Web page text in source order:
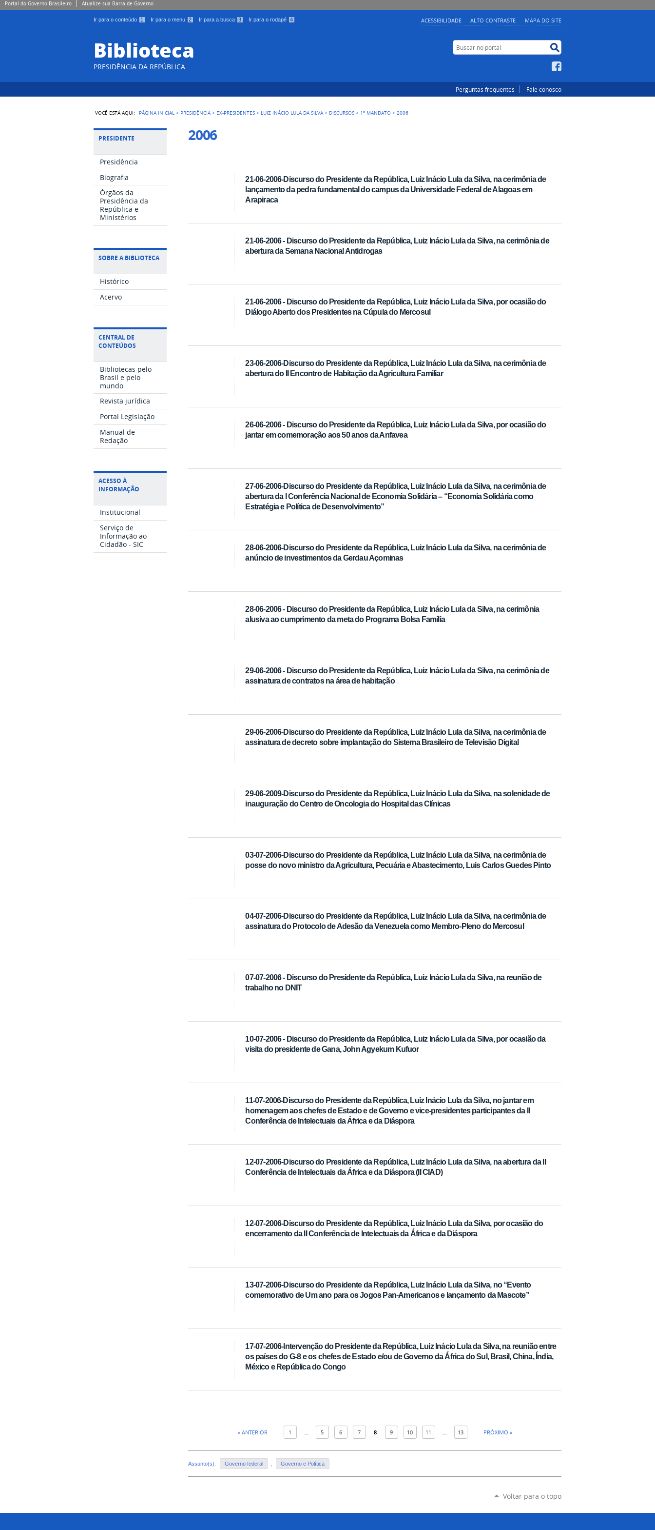
Portal do Governo Brasileiro Atualize sua Barra de Governo
Ir para o conteúdo 1 Ir para o menu 2 Ir para a busca 3 Ir para o rodapé 4 ACESSIBILIDADE ALTO CONTRASTE MAPA DO SITE
Biblioteca
PRESIDÊNCIA DA REPÚBLICA
Buscar no portal
Perguntas frequentes Fale conosco
VOCÊ ESTÁ AQUI: PÁGINA INICIAL > PRESIDÊNCIA > EX-PRESIDENTES > LUIZ INÁCIO LULA DA SILVA > DISCURSOS > 1º MANDATO >2006
PRESIDENTE
Presidência
Biografia
Órgãos da
Presidência da
República e
Ministérios
SOBRE A BIBLIOTECA
Histórico
Acervo
CENTRAL DE
CONTEÚDOS
Bibliotecas pelo
Brasil e pelo
mundo
Revista jurídica
Portal Legislação
Manual de
Redação
ACESSO À
INFORMAÇÃO
Institucional
Serviço de
Informação ao
Cidadão - SIC
2006
21-06-2006-Discurso do Presidente da República, Luiz Inácio Lula da Silva, na cerimônia de
lançamento da pedra fundamental do campus da Universidade Federal de Alagoas em
Arapiraca
21-06-2006 - Discurso do Presidente da República, Luiz Inácio Lula da Silva, na cerimônia de
abertura da Semana Nacional Antidrogas
21-06-2006 - Discurso do Presidente da República, Luiz Inácio Lula da Silva, por ocasião do
Diálogo Aberto dos Presidentes na Cúpula do Mercosul
23-06-2006-Discurso do Presidente da República, Luiz Inácio Lula da Silva, na cerimônia de
abertura do II Encontro de Habitação da Agricultura Familiar
26-06-2006 - Discurso do Presidente da República, Luiz Inácio Lula da Silva, por ocasião do
jantar em comemoração aos 50 anos da Anfavea
27-06-2006-Discurso do Presidente da República, Luiz Inácio Lula da Silva, na cerimônia de
abertura da I Conferência Nacional de Economia Solidária – “Economia Solidária como
Estratégia e Política de Desenvolvimento”
28-06-2006-Discurso do Presidente da República, Luiz Inácio Lula da Silva, na cerimônia de
anúncio de investimentos da Gerdau Açominas
28-06-2006 - Discurso do Presidente da República, Luiz Inácio Lula da Silva, na cerimônia
alusiva ao cumprimento da meta do Programa Bolsa Família
29-06-2006 - Discurso do Presidente da República, Luiz Inácio Lula da Silva, na cerimônia de
assinatura de contratos na área de habitação
29-06-2006-Discurso do Presidente da República, Luiz Inácio Lula da Silva, na cerimônia de
assinatura de decreto sobre implantação do Sistema Brasileiro de Televisão Digital
29-06-2009-Discurso do Presidente da República, Luiz Inácio Lula da Silva, na solenidade de
inauguração do Centro de Oncologia do Hospital das Clínicas
03-07-2006-Discurso do Presidente da República, Luiz Inácio Lula da Silva, na cerimônia de
posse do novo ministro da Agricultura, Pecuária e Abastecimento, Luis Carlos Guedes Pinto
04-07-2006-Discurso do Presidente da República, Luiz Inácio Lula da Silva, na cerimônia de
assinatura do Protocolo de Adesão da Venezuela como Membro-Pleno do Mercosul
07-07-2006 - Discurso do Presidente da República, Luiz Inácio Lula da Silva, na reunião de
trabalho no DNIT
10-07-2006 - Discurso do Presidente da República, Luiz Inácio Lula da Silva, por ocasião da
visita do presidente de Gana, John Agyekum Kufuor
11-07-2006-Discurso do Presidente da República, Luiz Inácio Lula da Silva, no jantar em
homenagem aos chefes de Estado e de Governo e vice-presidentes participantes da II
Conferência de Intelectuais da África e da Diáspora
12-07-2006-Discurso do Presidente da República, Luiz Inácio Lula da Silva, na abertura da II
Conferência de Intelectuais da África e da Diáspora (II CIAD)
12-07-2006-Discurso do Presidente da República, Luiz Inácio Lula da Silva, por ocasião do
encerramento da II Conferência de Intelectuais da África e da Diáspora
13-07-2006-Discurso do Presidente da República, Luiz Inácio Lula da Silva, no “Evento
comemorativo de Um ano para os Jogos Pan-Americanos e lançamento da Mascote”
17-07-2006-Intervenção do Presidente da República, Luiz Inácio Lula da Silva, na reunião entre
os países do G-8 e os chefes de Estado e/ou de Governo da África do Sul, Brasil, China, Índia,
México e República do Congo
« ANTERIOR 1 5 6 7 8 9 10 11 13 PRÓXIMO »
Assunto(s): Governo federal Governo e Política
Voltar para o topo